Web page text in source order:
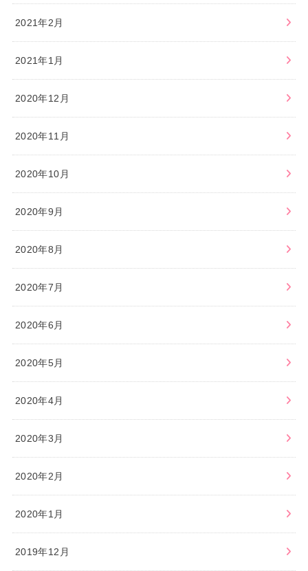
2021年2月
2021年1月
2020年12月
2020年11月
2020年10月
2020年9月
2020年8月
2020年7月
2020年6月
2020年5月
2020年4月
2020年3月
2020年2月
2020年1月
2019年12月